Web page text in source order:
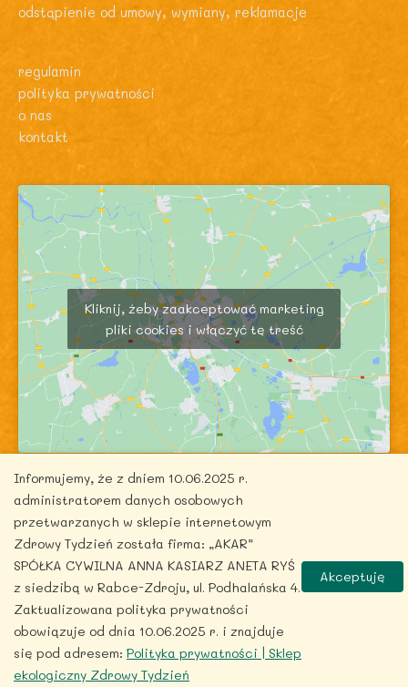
odstąpienie od umowy, wymiany, reklamacje
regulamin
polityka prywatności
o nas
kontakt
Kliknij, żeby zaakceptować marketing
pliki cookies i włączyć tę treść
Copyright © 2026 zdrowytydzien.pl | Powered by
ITentego.pl
Informujemy, że z dniem 10.06.2025 r.
administratorem danych osobowych
przetwarzanych w sklepie internetowym
Zdrowy Tydzień została firma: „AKAR”
SPÓŁKA CYWILNA ANNA KASIARZ ANETA RYŚ
z siedzibą w Rabce-Zdroju, ul. Podhalańska 4.
Zaktualizowana polityka prywatności
obowiązuje od dnia 10.06.2025 r. i znajduje
się pod adresem: Polityka prywatności | Sklep
ekologiczny Zdrowy Tydzień
Akceptuję